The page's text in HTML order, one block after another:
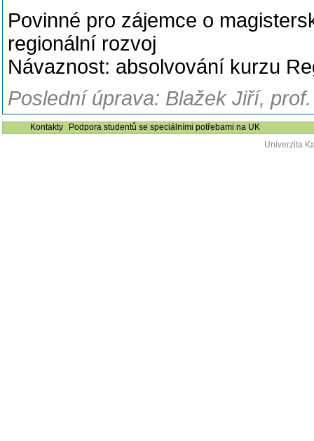
Povinné pro zájemce o
regionální rozvoj
Návaznost: absolvování kurzu
Poslední úprava: Blažek Jiří,
Kontakty
Podpora studentů se speciálními potřebami na UK
Univerzita